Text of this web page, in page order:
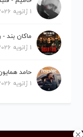
1 ژانویه 2026
ماکان بند
1 ژانویه 2026
حامد
1 ژانویه 2026